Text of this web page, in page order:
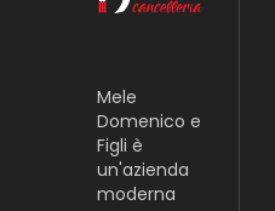
Mele
Domenico e
Figli è
un'azienda
moderna